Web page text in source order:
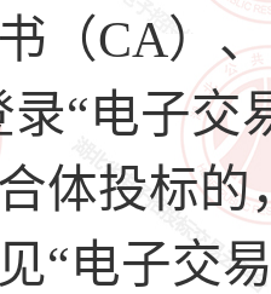
（CA）
录“电子
体投标
“电子交